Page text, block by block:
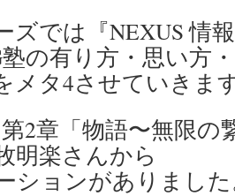
ズでは『NEXUS 情
の有り方・思い方・
メタ4させていきま
2章「物語〜無限の
明楽さんから
ションがありまし